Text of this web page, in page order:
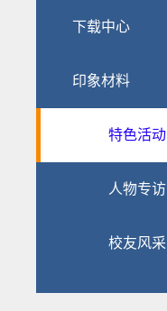
下载中心
印象材料
特色活动
人物专访
校友风采